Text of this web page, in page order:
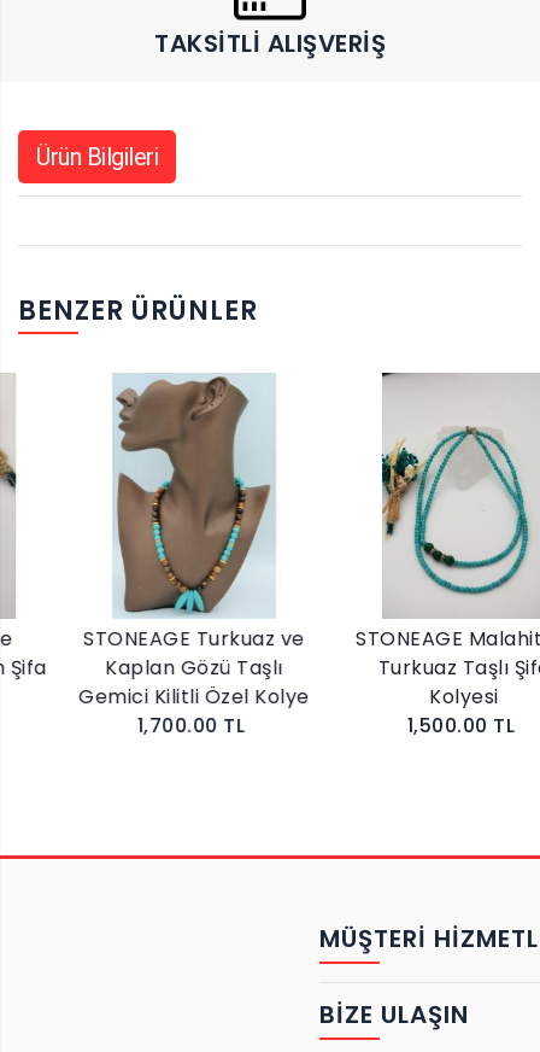
TAKSITLI ALIŞVERIŞ
Ürün Bilgileri
BENZER ÜRÜNLER
STONEAGE Turkuaz ve
Kaplan Gözü Taşlı
Gemici Kilitli Özel Kolye
1,700.00 TL
STONEAGE Malahit ve
Turkuaz Taşlı Şifa
Kolyesi
1,500.00 TL
MÜŞTERİ
BIZE ULAŞIN